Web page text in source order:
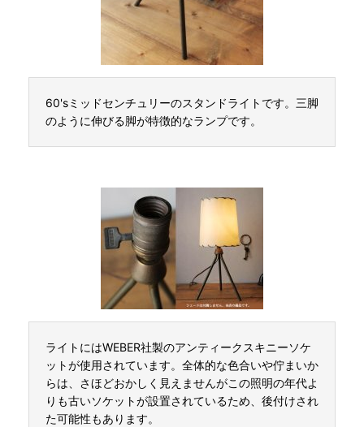
60'sミッドセンチュリーのスタンドライトです。三脚
のように伸びる脚が特徴的なランプです。
ライトにはWEBER社製のアンティークスキニーソケ
ットが使用されています。全体的な色合いや佇まいか
らは、さほどおかしく見えませんがこの照明の年代よ
りも古いソケットが設置されているため、後付けされ
た可能性もあります。